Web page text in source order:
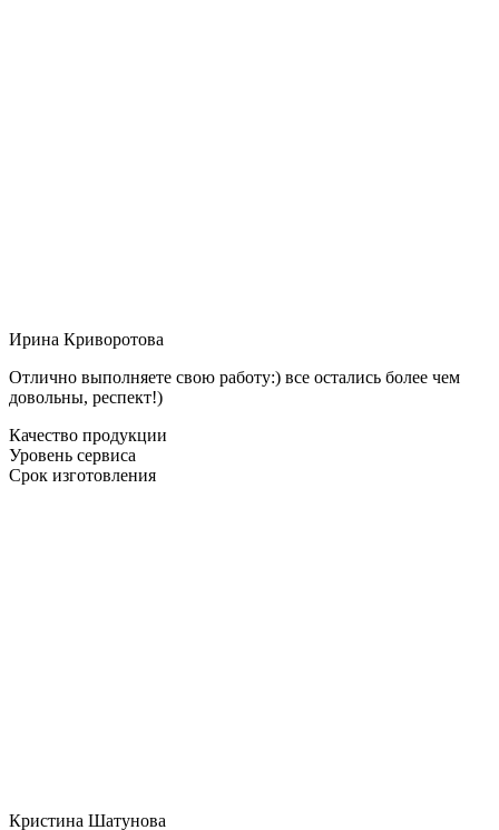
Ирина Криворотова
Отлично выполняете свою работу:) все остались более чем
довольны, респект!)
Качество продукции
Уровень сервиса
Срок изготовления
Кристина Шатунова